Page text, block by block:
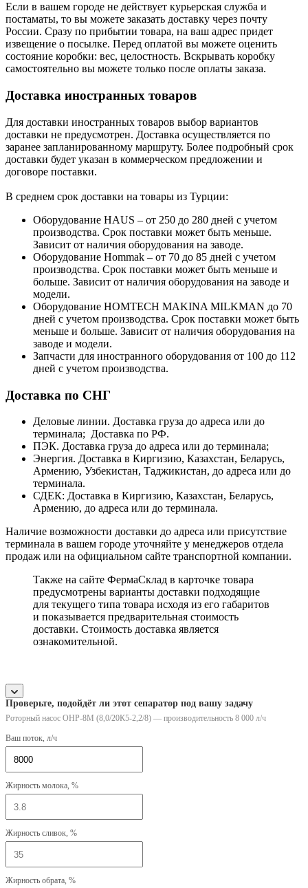
Если в вашем городе не действует курьерская служба и
постаматы, то вы можете заказать доставку через почту
России. Сразу по прибытии товара, на ваш адрес придет
извещение о посылке. Перед оплатой вы можете оценить
состояние коробки: вес, целостность. Вскрывать коробку
самостоятельно вы можете только после оплаты заказа.
Доставка иностранных товаров
Для доставки иностранных товаров выбор вариантов
доставки не предусмотрен. Доставка осуществляется по
заранее запланированному маршруту. Более подробный срок
доставки будет указан в коммерческом предложении и
договоре поставки.
В среднем срок доставки на товары из Турции:
Оборудование HAUS – от 250 до 280 дней с учетом
производства. Срок поставки может быть меньше.
Зависит от наличия оборудования на заводе.
Оборудование Hommak – от 70 до 85 дней с учетом
производства. Срок поставки может быть меньше и
больше. Зависит от наличия оборудования на заводе и
модели.
Оборудование HOMTECH MAKINA MILKMAN до 70
дней с учетом производства. Срок поставки может быть
меньше и больше. Зависит от наличия оборудования на
заводе и модели.
Запчасти для иностранного оборудования от 100 до 112
дней с учетом производства.
Доставка по СНГ
Деловые линии. Доставка груза до адреса или до
терминала; Доставка по РФ.
ПЭК. Доставка груза до адреса или до терминала;
Энергия. Доставка в Киргизию, Казахстан, Беларусь,
Армению, Узбекистан, Таджикистан, до адреса или до
терминала.
СДЕК: Доставка в Киргизию, Казахстан, Беларусь,
Армению, до адреса или до терминала.
Наличие возможности доставки до адреса или присутствие
терминала в вашем городе уточняйте у менеджеров отдела
продаж или на официальном сайте транспортной компании.
Также на сайте ФермаСклад в карточке товара
предусмотрены варианты доставки подходящие
для текущего типа товара исходя из его габаритов
и показывается предварительная стоимость
доставки. Стоимость доставка является
ознакомительной.
Проверьте, подойдёт ли этот сепаратор под вашу задачу
Роторный насос ОНР-8М (8,0/20К5-2,2/8) — производительность 8 000 л/ч
Ваш поток, л/ч
Жирность молока, %
Жирность сливок, %
Жирность обрата, %